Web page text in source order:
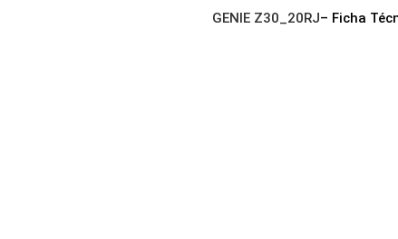
GENIE Z30_20RJ– Ficha